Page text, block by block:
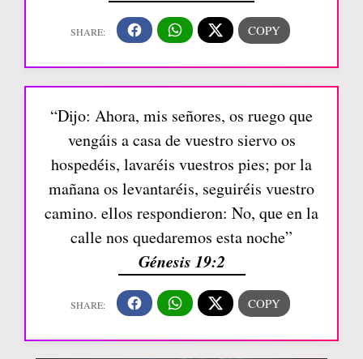
“Dijo: Ahora, mis señores, os ruego que
vengáis a casa de vuestro siervo os
hospedéis, lavaréis vuestros pies; por la
mañana os levantaréis, seguiréis vuestro
camino. ellos respondieron: No, que en la
calle nos quedaremos esta noche”
Génesis 19:2